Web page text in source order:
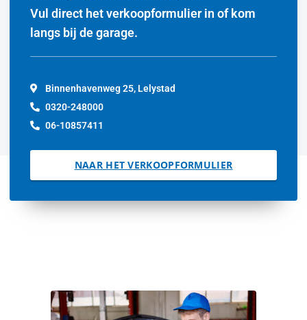
Vul direct het verkoopformulier in of kom
langs bij de garage.
Binnenhavenweg 25, Lelystad
0320-248000
06-10857411
NAAR HET VERKOOPFORMULIER